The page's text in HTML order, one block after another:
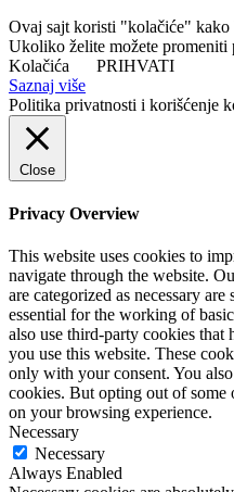
Ovaj sajt koristi "kolačiće"
Ukoliko želite možete promeniti
Kolačića
PRIHVATI
Saznaj više
Politika privatnosti i korišćenje
Close
Privacy Overview
This website uses cookies to
navigate through the website.
are categorized as necessary
essential for the working of
also use third-party cookies that
you use this website. These
only with your consent. You
cookies. But opting out of some
on your browsing experience.
Necessary
Necessary
Always Enabled